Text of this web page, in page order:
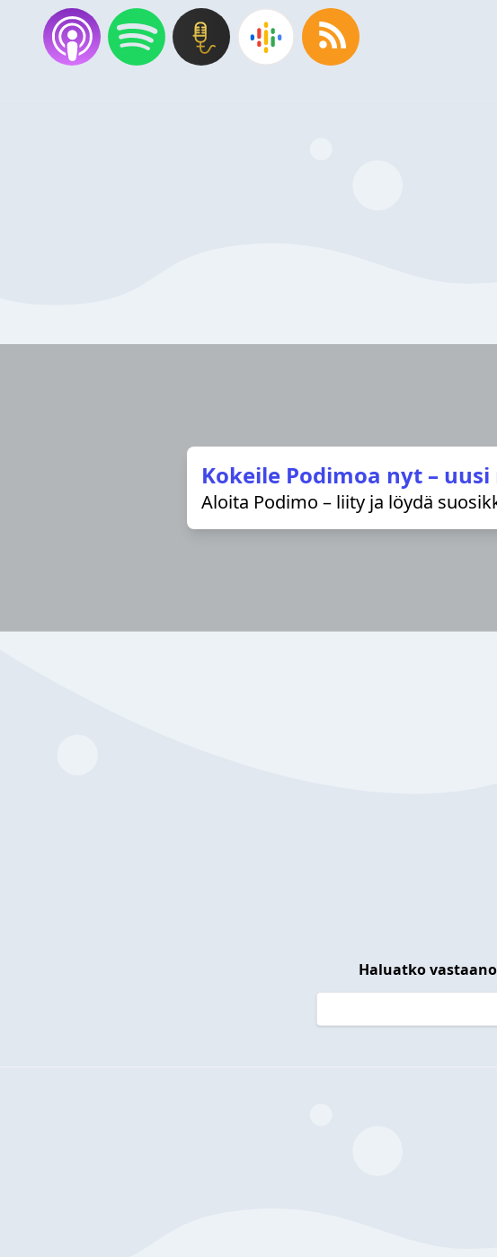
Kokeile Podimoa nyt –
Aloita Podimo – liity ja löydä
Haluatko